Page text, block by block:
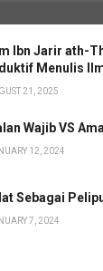
Ibn Jarir ath-
Menulis
21, 2025
Wajib VS
12, 2024
Sebagai
7, 2024